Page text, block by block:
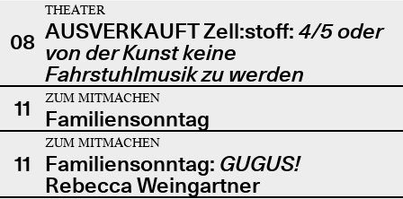
08
THEATER
AUSVERKAUFT Zell:stoff: 4/5 oder
von der Kunst keine
Fahrstuhlmusik zu werden
11
ZUM MITMACHEN
Familiensonntag
11
ZUM MITMACHEN
Familiensonntag: GUGUS!
Rebecca Weingartner